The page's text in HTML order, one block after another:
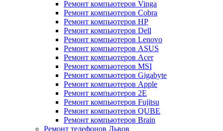
Ремонт компьютеров Vinga
Ремонт компьютеров Cobra
Ремонт компьютеров HP
Ремонт компьютеров Dell
Ремонт компьютеров Lenovo
Ремонт компьютеров ASUS
Ремонт компьютеров Acer
Ремонт компьютеров MSI
Ремонт компьютеров Gigabyte
Ремонт компьютеров Apple
Ремонт компьютеров 2E
Ремонт компьютеров Fujitsu
Ремонт компьютеров QUBE
Ремонт компьютеров Brain
Ремонт телефонов Львов